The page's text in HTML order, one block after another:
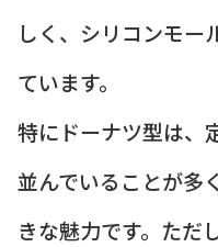
しく、シリコンモー
ています。
特にドーナツ型は、
並んでいることが多
きな魅力です。ただ